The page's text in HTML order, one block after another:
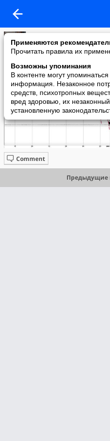
Применяются
Прочитать правила их
Возможны упоминания
В контенте могут
информация. Незаконное
средств, психотропных
вред здоровью, их
установленную
ОС
added a photo
03 Dec в 17:01
Comment
Предыдущие